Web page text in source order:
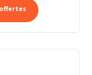
actief in de regio